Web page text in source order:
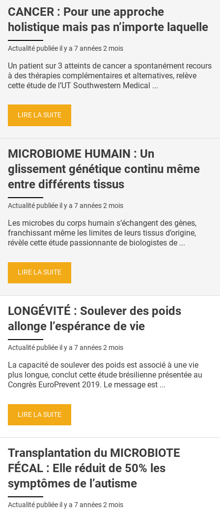
CANCER : Pour une approche
holistique mais pas n’importe laquelle
Actualité publiée il y a 7 années 2 mois
Un patient sur 3 atteints de cancer a spontanément recours
à des thérapies complémentaires et alternatives, relève
cette étude de l’UT Southwestern Medical ...
LIRE LA SUITE
MICROBIOME HUMAIN : Un
glissement génétique continu même
entre différents tissus
Actualité publiée il y a 7 années 2 mois
Les microbes du corps humain s’échangent des gènes,
franchissant même les limites de leurs tissus d’origine,
révèle cette étude passionnante de biologistes de ...
LIRE LA SUITE
LONGÉVITÉ : Soulever des poids
allonge l’espérance de vie
Actualité publiée il y a 7 années 2 mois
La capacité de soulever des poids est associé à une vie
plus longue, conclut cette étude brésilienne présentée au
Congrès EuroPrevent 2019. Le message est ...
LIRE LA SUITE
Transplantation du MICROBIOTE
FÉCAL : Elle réduit de 50% les
symptômes de l’autisme
Actualité publiée il y a 7 années 2 mois